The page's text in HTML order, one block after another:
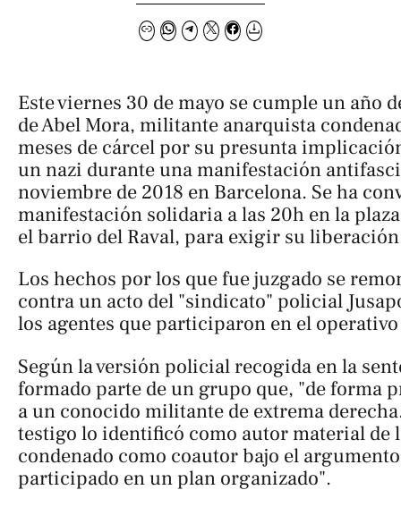
Este viernes 30 de mayo se cumple un año
de Abel Mora, militante anarquista
meses de cárcel por su presunta
un nazi durante una manifestación
noviembre de 2018 en Barcelona. Se ha
manifestación solidaria a las 20h en la
el barrio del Raval, para exigir su
Los hechos por los que fue juzgado se
contra un acto del "sindicato" policial
los agentes que participaron en el
Según la versión policial recogida en la
formado parte de un grupo que, "de forma
a un conocido militante de extrema
testigo lo identificó como autor material de
condenado como coautor bajo el
participado en un plan organizado".